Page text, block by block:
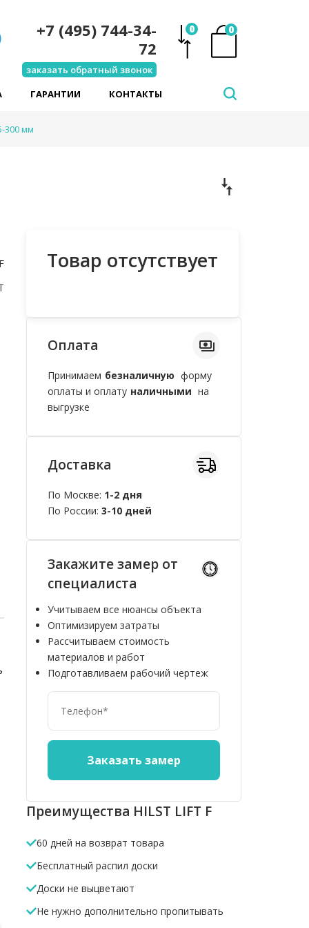
0
0
+7 (495) 744-34-
72
заказать обратный звонок
ГАРАНТИИ КОНТАКТЫ
300 мм
Товар отсутствует
Оплата
Принимаем безналичную форму
оплаты и оплату наличными на
выгрузке
Доставка
По Москве: 1-2 дня
По России: 3-10 дней
Закажите замер от
специалиста
Учитываем все нюансы объекта
Оптимизируем затраты
Рассчитываем стоимость
материалов и работ
Подготавливаем рабочий чертеж
Преимущества HILST LIFT F
60 дней на возврат товара
Бесплатный распил доски
Доски не выцветают
Не нужно дополнительно пропитывать